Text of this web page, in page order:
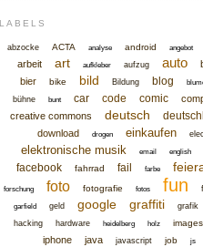
LABELS
abzocke ACTA analyse android angebot
arbeit art aufkleber aufzug auto
bier
bike bild Bildung blog
bühne
bunt car code comic
creative commons deutsch
download drogen einkaufen
elektronische musik email english
facebook fahrrad fail farbe
forschung foto fotografie fotos fun
garfield geld google graffiti grafik
hacking
hardware heidelberg holz images
iphone java javascript job js